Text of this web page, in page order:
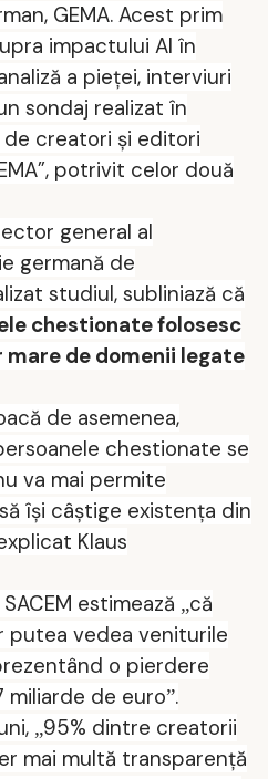
GEMA. Acest prim
impactului AI în
a pieţei, interviuri
sondaj realizat în
creatori şi editori
A”, potrivit celor două
general al
germană de
studiul, subliniază că
chestionate folosesc
de domenii legate
de asemenea,
chestionate se
va mai permite
îşi câştige existenţa din
Klaus
ACEM estimează „că
putea vedea veniturile
o pierdere
miliarde de euro”.
„95% dintre creatorii
mai multă transparenţă